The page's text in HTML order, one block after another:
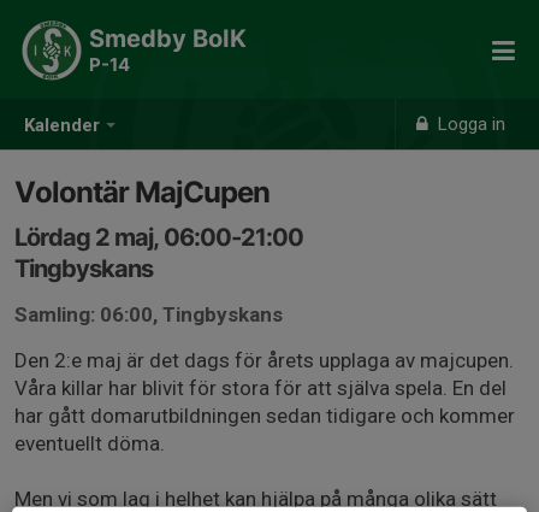
Kalender Logga in
Smedby BoIK
P-14
Volontär MajCupen
Lördag 2 maj, 06:00-21:00
Tingbyskans
Samling: 06:00, Tingbyskans
Den 2:e maj är det dags för årets upplaga av majcupen.
Våra killar har blivit för stora för att själva spela. En del
har gått domarutbildningen sedan tidigare och kommer
eventuellt döma.
Men vi som lag i helhet kan hjälpa på många olika sätt